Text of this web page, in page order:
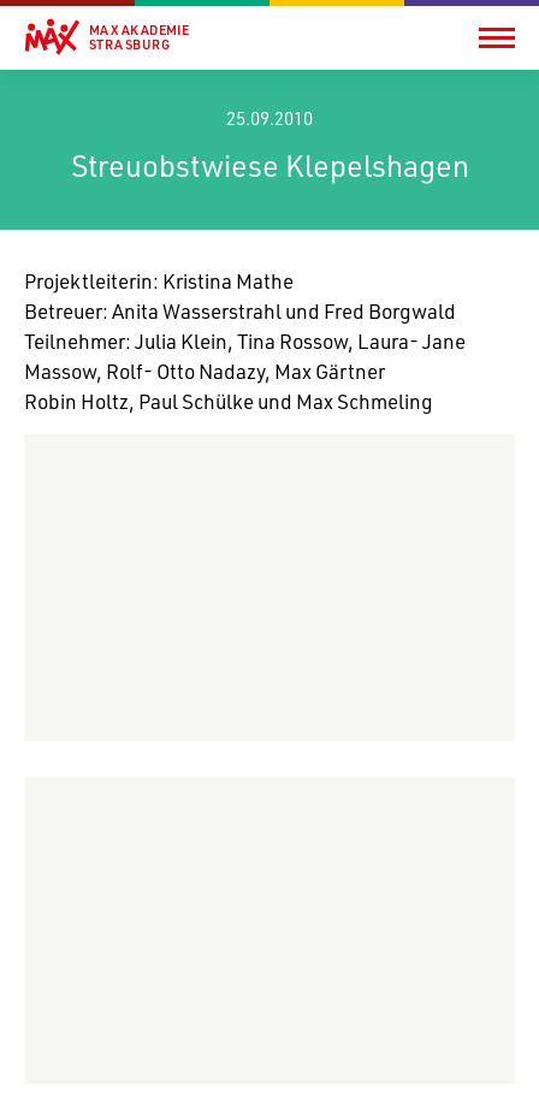
MAX AKADEMIE
STRASBURG
25.09.2010
Streuobstwiese Klepelshagen
Projekt­lei­terin: Kris­tina Mathe
Betreuer: Anita Wasser­strahl und Fred Borgwald
Teil­nehmer: Julia Klein, Tina Rossow, Laura- Jane
Massow, Rolf- Otto Nadazy, Max Gärtner
Robin Holtz, Paul Schülke und Max Schmeling